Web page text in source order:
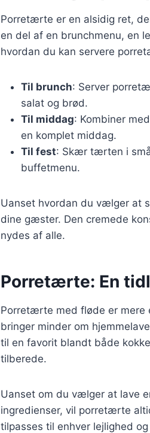
Porretærte er en alsidig ret,
en del af en brunchmenu, en
hvordan du kan servere
Til brunch: Server
salat og brød.
Til middag: Kombiner
en komplet middag.
Til fest: Skær tærten i
buffetmenu.
Uanset hvordan du vælger at
dine gæster. Den cremede
nydes af alle.
Porretærte: En
Porretærte med fløde er mere
bringer minder om
til en favorit blandt både
tilberede.
Uanset om du vælger at lave
ingredienser, vil porretærte
tilpasses til enhver lejlighed